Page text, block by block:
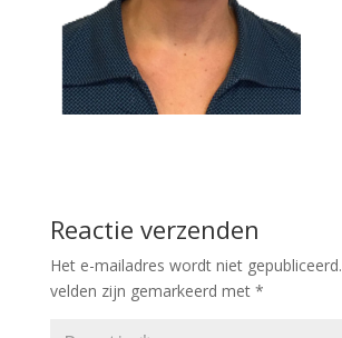
Reactie verzenden
Het e-mailadres wordt niet gepubliceerd.
velden zijn gemarkeerd met *